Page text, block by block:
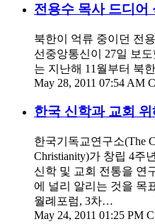
전용수 목사 드디어
북한이 억류 중이던 전
선중앙통신이 27일 보
는 지난해 11월부터 북
May 28, 2011 07:54 AM
한국 신학과 교회
한국기독교연구소(The
Christianity)가 창립 4주
신학 및 교회 전통을 연
에 널리 알리는 것을 목
월례포럼, 3차…
May 24, 2011 01:25 PM